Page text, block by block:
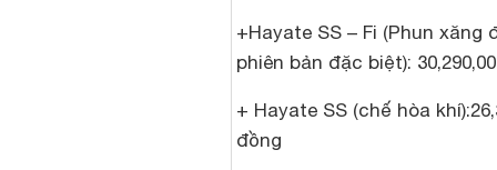
+Hayate SS – Fi (Phun xăng
phiên bản đặc biệt):
+ Hayate SS (chế hòa
đồng